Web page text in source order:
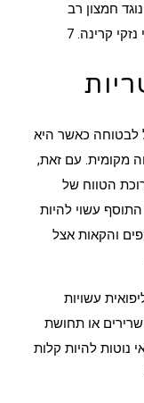
חמצון רב
קרינה. 7
לבטוחה כאשר היא
מקומית. עם זאת,
הטווח של
עשוי להיות
והקאות אצל
עשויות
או תחושת
נוטות להיות קלות